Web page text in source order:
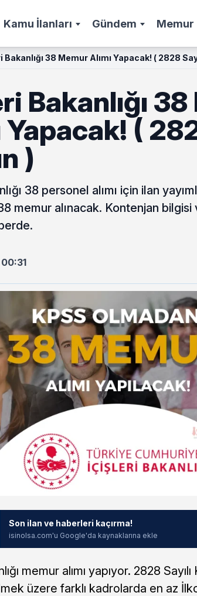
Kamu İlanları Gündem Memur
Bakanlığı 38 Memur Alımı Yapacak! ( 2828
Bakanlığı
Yapacak! (
)
38 personel alımı için ilan
memur alınacak. Kontenjan bilgisi
Son ilan ve haberleri kaçırma!
isinolsa.com'u Google'da kaynaklarına ekle
memur alımı yapıyor. 2828
üzere farklı kadrolarda en az